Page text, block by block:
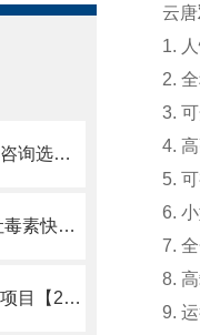
蒸馏酒甲醇含量分析仪【推荐咨询选择云唐牌可定制蒸馏酒甲醇含量分析仪】
【2022甄选】小麦玉米用呕吐毒素快速检测仪@小麦玉米用呕吐毒素检测仪
检科院食品安全检测仪器采购项目【2022震撼上市】检科院食品安全检测仪
云唐
1.
2.
3.
4.
5.
6.
7.
8.
9.